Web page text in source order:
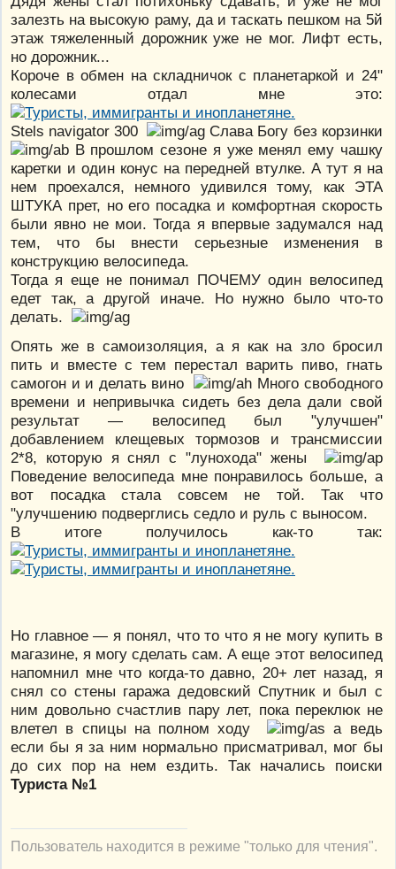
залезть на высокую раму, да и таскать пешком на 5й
этаж тяжеленный дорожник уже не мог. Лифт есть,
но дорожник...
Короче в обмен на складничок с планетаркой и 24"
колесами отдал мне это:
Stels navigator 300
Слава Богу без корзинки
В прошлом сезоне я уже менял ему чашку
каретки и один конус на передней втулке. А тут я на
нем проехался, немного удивился тому, как ЭТА
ШТУКА прет, но его посадка и комфортная скорость
были явно не мои. Тогда я впервые задумался над
тем, что бы внести серьезные изменения в
конструкцию велосипеда.
Тогда я еще не понимал ПОЧЕМУ один велосипед
едет так, а другой иначе. Но нужно было что-то
делать.
Опять же в самоизоляция, а я как на зло бросил
пить и вместе с тем перестал варить пиво, гнать
самогон и и делать вино
Много свободного
времени и непривычка сидеть без дела дали свой
результат — велосипед был "улучшен"
добавлением клещевых тормозов и трансмиссии
2*8, которую я снял с "лунохода" жены
Поведение велосипеда мне понравилось больше, а
вот посадка стала совсем не той. Так что
"улучшению подверглись седло и руль с выносом.
В итоге получилось как-то так:
Но главное — я понял, что то что я не могу купить в
магазине, я могу сделать сам. А еще этот велосипед
напомнил мне что когда-то давно, 20+ лет назад, я
снял со стены гаража дедовский Спутник и был с
ним довольно счастлив пару лет, пока переклюк не
влетел в спицы на полном ходу
а ведь
если бы я за ним нормально присматривал, мог бы
до сих пор на нем ездить. Так начались поиски
Туриста №1
Пользователь находится в режиме "только для чтения".